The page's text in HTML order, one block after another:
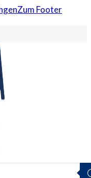
Zum Footer